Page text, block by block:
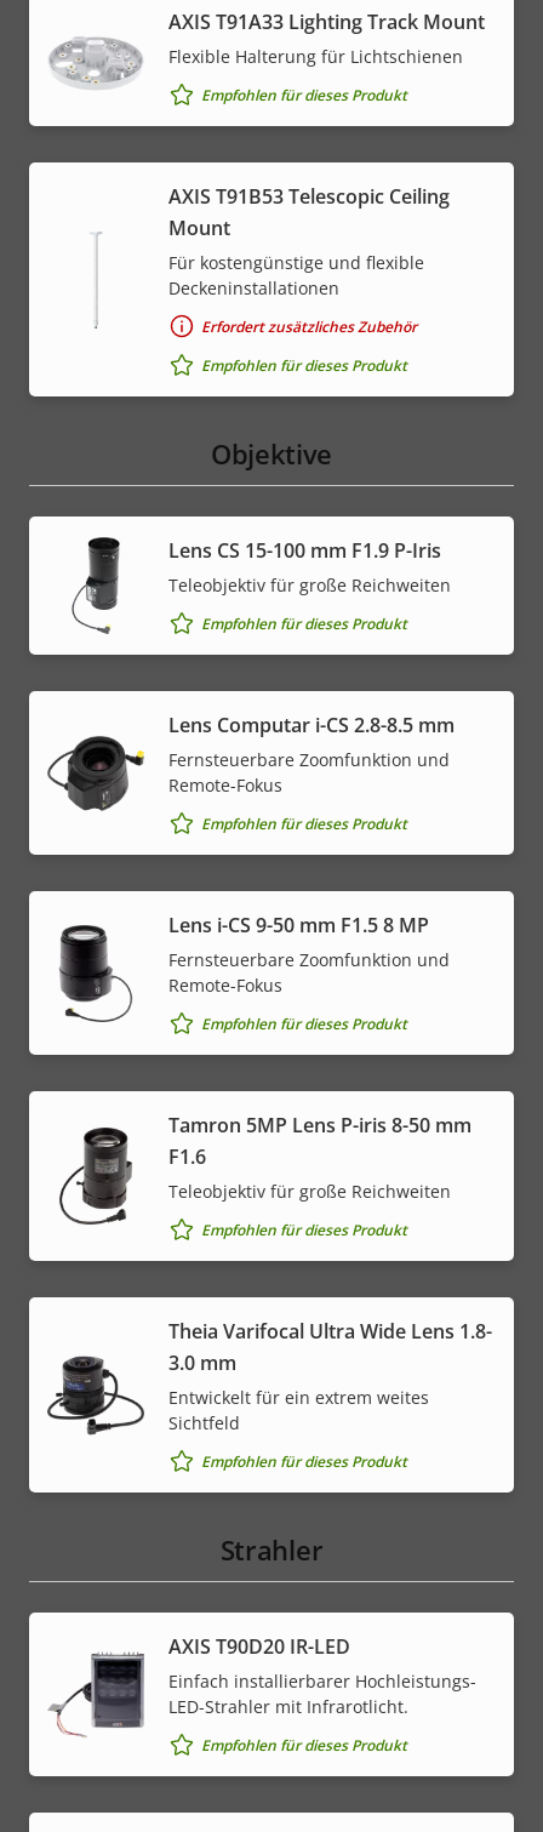
AXIS T91A33 Lighting Track Mount
Flexible Halterung für Lichtschienen
Empfohlen für dieses Produkt
AXIS T91B53 Telescopic Ceiling
Mount
Für kostengünstige und flexible
Deckeninstallationen
Erfordert zusätzliches Zubehör
Empfohlen für dieses Produkt
Objektive
Lens CS 15-100 mm F1.9 P-Iris
Teleobjektiv für große Reichweiten
Empfohlen für dieses Produkt
Lens Computar i-CS 2.8-8.5 mm
Fernsteuerbare Zoomfunktion und
Remote-Fokus
Empfohlen für dieses Produkt
Lens i-CS 9-50 mm F1.5 8 MP
Fernsteuerbare Zoomfunktion und
Remote-Fokus
Empfohlen für dieses Produkt
Tamron 5MP Lens P-iris 8-50 mm
F1.6
Teleobjektiv für große Reichweiten
Empfohlen für dieses Produkt
Theia Varifocal Ultra Wide Lens 1.8-
3.0 mm
Entwickelt für ein extrem weites
Sichtfeld
Empfohlen für dieses Produkt
Strahler
AXIS T90D20 IR-LED
Einfach installierbarer Hochleistungs-
LED-Strahler mit Infrarotlicht.
Empfohlen für dieses Produkt